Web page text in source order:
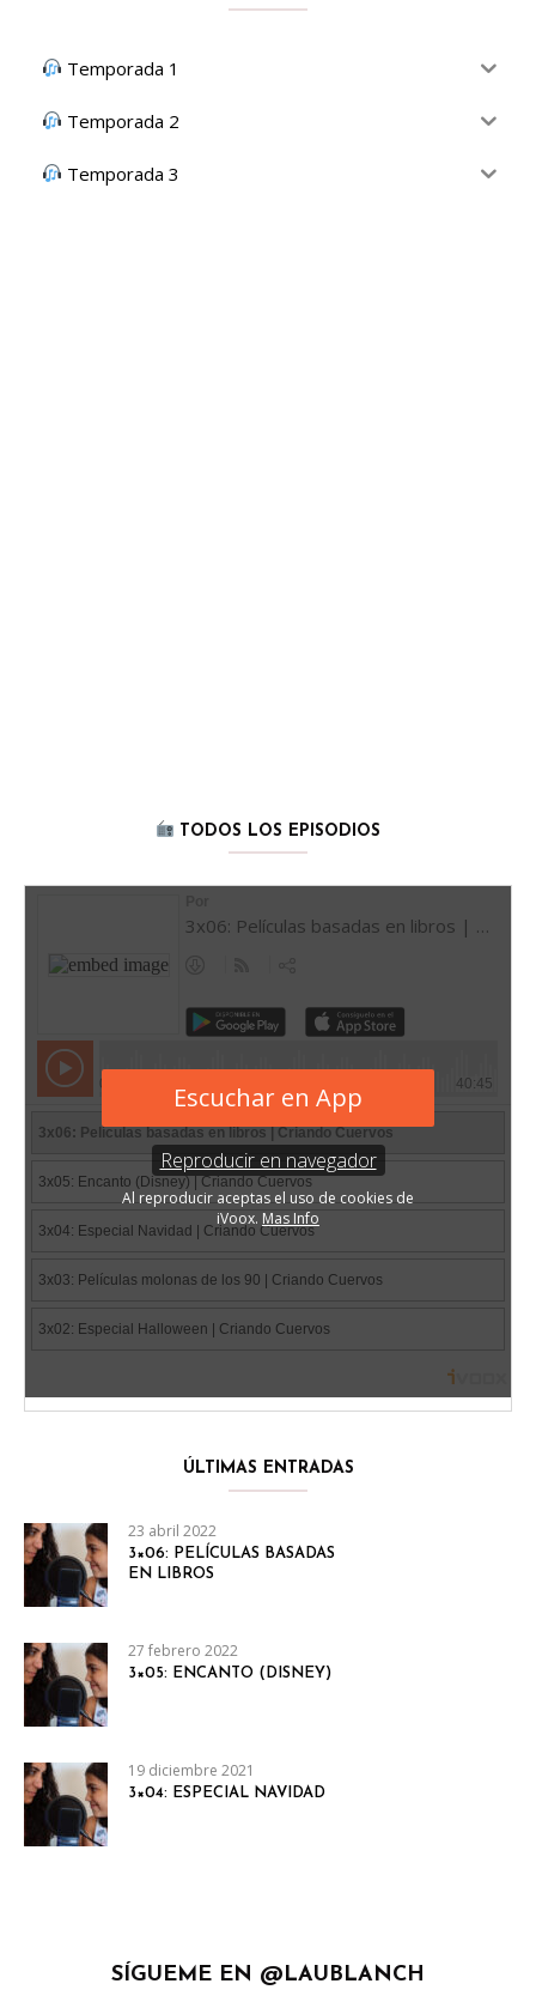
Temporada 1
Temporada 2
Temporada 3
TODOS LOS EPISODIOS
ÚLTIMAS ENTRADAS
23 abril 2022
3×06: PELÍCULAS BASADAS
EN LIBROS
27 febrero 2022
3×05: ENCANTO (DISNEY)
19 diciembre 2021
3×04: ESPECIAL NAVIDAD
SÍGUEME EN @LAUBLANCH